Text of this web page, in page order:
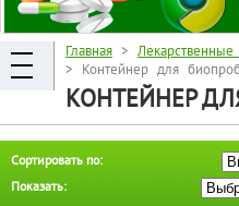
Главная >
> Контейнер для
КОНТЕЙНЕР
Сортировать по:
Показать: